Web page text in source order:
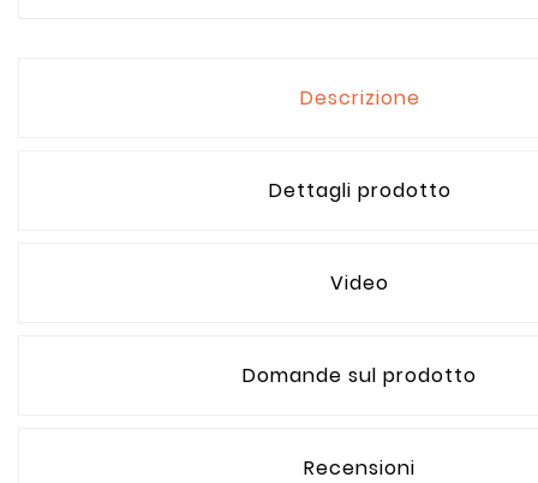
Descrizione
Dettagli prodotto
Video
Domande sul prodotto
Recensioni